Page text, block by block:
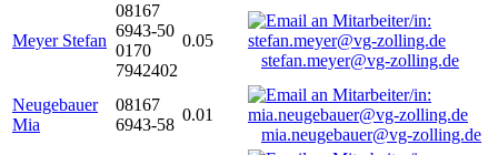
Meyer Stefan
08167
6943-50
0170
7942402
0.05
stefan.meyer@vg-zolling.de
Neugebauer
Mia
08167
6943-58
0.01
mia.neugebauer@vg-zolling.de